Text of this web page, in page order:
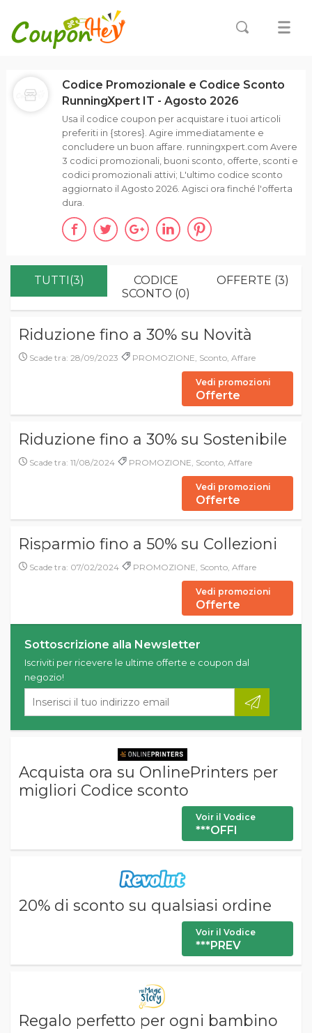
TUTTI(3)
CODICE
SCONTO (0)
OFFERTE (3)
Riduzione fino a 30% su Novità
Scade tra: 28/09/2023 PROMOZIONE, Sconto, Affare
Vedi promozioni
Offerte
Riduzione fino a 30% su Sostenibile
Scade tra: 11/08/2024 PROMOZIONE, Sconto, Affare
Vedi promozioni
Offerte
Risparmio fino a 50% su Collezioni
Scade tra: 07/02/2024 PROMOZIONE, Sconto, Affare
Vedi promozioni
Offerte
Sottoscrizione alla Newsletter
Iscriviti per ricevere le ultime offerte e coupon dal
negozio!
Acquista ora su OnlinePrinters per
migliori Codice sconto
Voir il Vodice
***OFFI
20% di sconto su qualsiasi ordine
Voir il Vodice
***PREV
Regalo perfetto per ogni bambino
Codice Promozionale e Codice Sconto
RunningXpert IT - Agosto 2026
Usa il codice coupon per acquistare i tuoi articoli
preferiti in {stores}. Agire immediatamente e
concludere un buon affare. runningxpert.com Avere
3 codici promozionali, buoni sconto, offerte, sconti e
codici promozionali attivi; L'ultimo codice sconto
aggiornato il Agosto 2026. Agisci ora finché l'offerta
dura.